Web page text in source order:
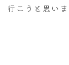
行こうと思い